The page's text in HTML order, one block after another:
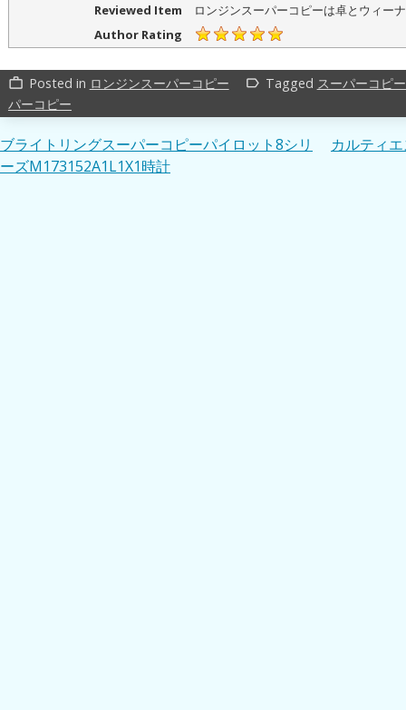
Reviewed Item
ロンジンスーパーコピーは卓とウィー
Author Rating
work_outline Posted in ロンジンスーパーコピー label_outline Tagged スーパーコピ
パーコピー
投
稿
ブライトリングスーパーコピーパイロット8シリ
ーズM173152A1L1X1時計
カルティ